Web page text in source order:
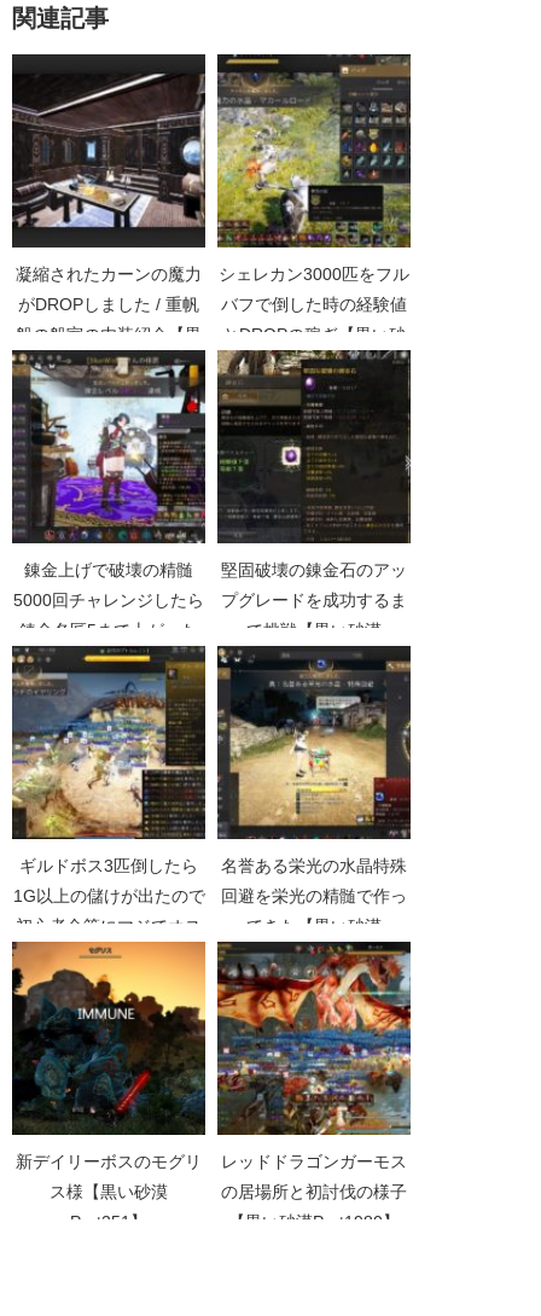
関連記事
凝縮されたカーンの魔力
がDROPしました / 重帆
船の船室の内装紹介【黒
い砂漠Part2924】
シェレカン3000匹をフル
バフで倒した時の経験値
とDROPの稼ぎ【黒い砂
漠Part2973】
錬金上げで破壊の精髄
5000回チャレンジしたら
錬金名匠5まで上がった
【黒い砂漠Part3848】
堅固破壊の錬金石のアッ
プグレードを成功するま
で挑戦【黒い砂漠
Part1641】
ギルドボス3匹倒したら
1G以上の儲けが出たので
初心者金策にマジでオス
スメ【黒い砂漠
Part4632】
名誉ある栄光の水晶特殊
回避を栄光の精髄で作っ
てきた【黒い砂漠
Part4103】
新デイリーボスのモグリ
ス様【黒い砂漠
Part251】
レッドドラゴンガーモス
の居場所と初討伐の様子
【黒い砂漠Part1980】